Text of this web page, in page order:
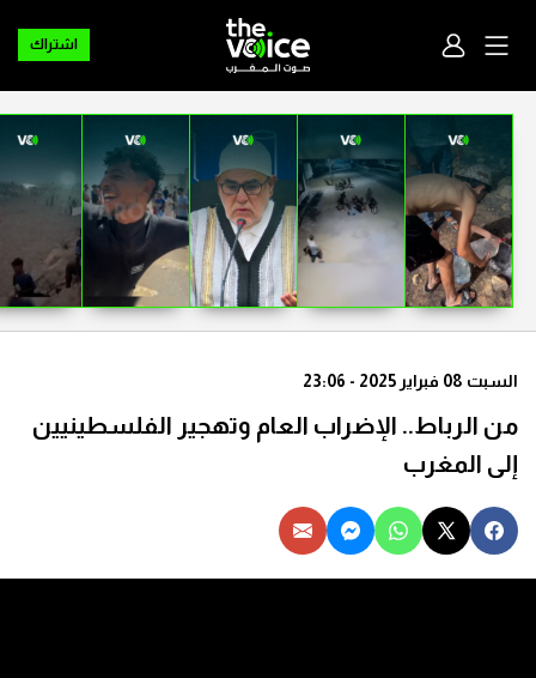
اشتراك
السبت 08 فبراير 2025 - 23:06
من الرباط.. الإضراب العام وتهجير الفلسطينيين
إلى المغرب